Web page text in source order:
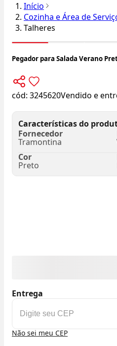
Início
Cozinha e Área de
Talheres
Pegador para Salada Verano
cód: 3245620Vendido e
Características do
Fornecedor
Tramontina
Cor
Preto
Entrega
Não sei meu CEP